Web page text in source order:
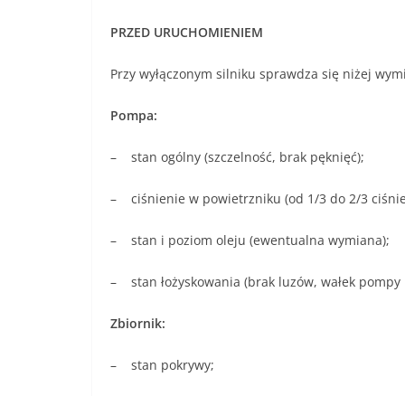
PRZED URUCHOMIENIEM
Przy wyłączonym silniku sprawdza się niżej
Pompa:
– stan ogólny (szczelność, brak pęknięć);
– ciśnienie w powietrzniku (od 1/3 do 2/3
– stan i poziom oleju (ewentualna wymiana);
– stan łożyskowania (brak luzów, wałek
Zbiornik:
– stan pokrywy;